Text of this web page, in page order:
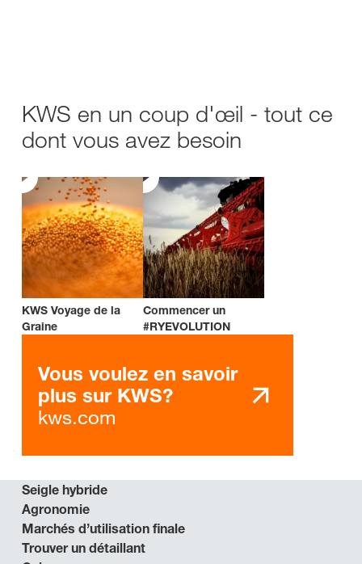
KWS en un coup d'œil - tout ce
dont vous avez besoin
KWS Voyage de la
Graine
Commencer un
#RYEVOLUTION
Vous voulez en savoir
plus sur KWS?
kws.com
Seigle hybride
Agronomie
Marchés d’utilisation finale
Trouver un détaillant